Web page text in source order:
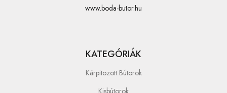
www.boda-butor.hu
KATEGÓRIÁK
Kárpitozott Bútorok